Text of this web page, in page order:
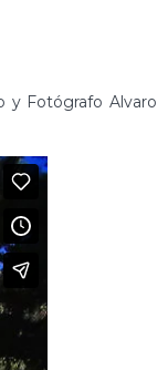
y Fotógrafo Alvaro